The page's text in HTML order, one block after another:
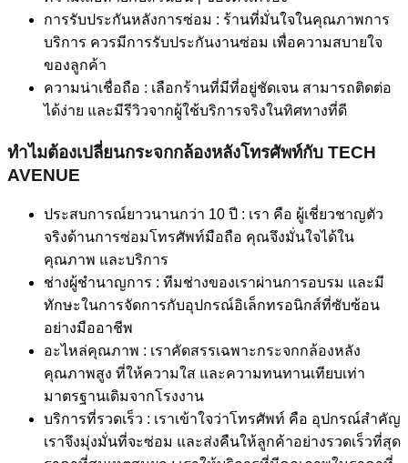
การรับประกันหลังการซ่อม : ร้านที่มั่นใจในคุณภาพการ
บริการ ควรมีการรับประกันงานซ่อม เพื่อความสบายใจ
ของลูกค้า
ความน่าเชื่อถือ : เลือกร้านที่มีที่อยู่ชัดเจน สามารถติดต่อ
ได้ง่าย และมีรีวิวจากผู้ใช้บริการจริงในทิศทางที่ดี
ทำไมต้องเปลี่ยนกระจกกล้องหลังโทรศัพท์กับ TECH
AVENUE
ประสบการณ์ยาวนานกว่า 10 ปี : เรา คือ ผู้เชี่ยวชาญตัว
จริงด้านการซ่อมโทรศัพท์มือถือ คุณจึงมั่นใจได้ใน
คุณภาพ และบริการ
ช่างผู้ชำนาญการ : ทีมช่างของเราผ่านการอบรม และมี
ทักษะในการจัดการกับอุปกรณ์อิเล็กทรอนิกส์ที่ซับซ้อน
อย่างมืออาชีพ
อะไหล่คุณภาพ : เราคัดสรรเฉพาะกระจกกล้องหลัง
คุณภาพสูง ที่ให้ความใส และความทนทานเทียบเท่า
มาตรฐานเดิมจากโรงงาน
บริการที่รวดเร็ว : เราเข้าใจว่าโทรศัพท์ คือ อุปกรณ์สำคัญ
เราจึงมุ่งมั่นที่จะซ่อม และส่งคืนให้ลูกค้าอย่างรวดเร็วที่สุด